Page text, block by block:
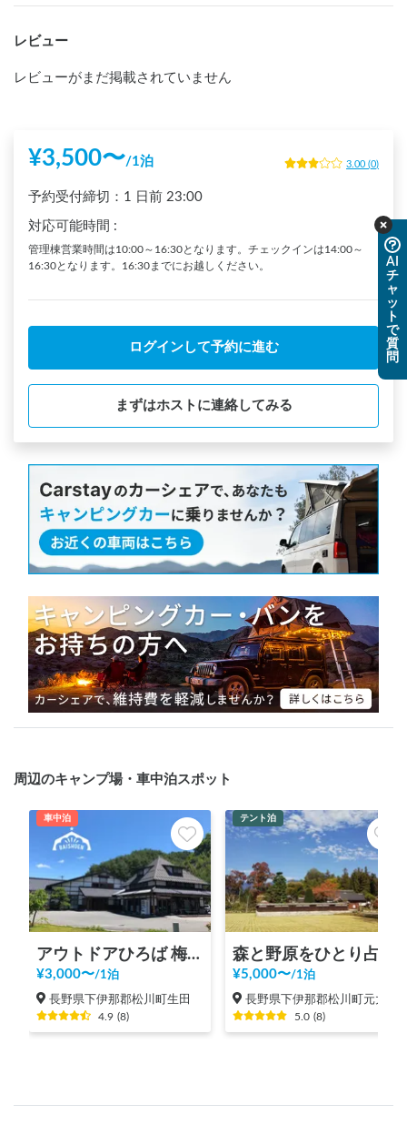
レビュー
レビューがまだ掲載されていません
¥3,500〜/1泊 3.00 (0)
予約受付締切： 1 日前 23:00
対応可能時間 :
管理棟営業時間は10:00～16:30となります。チェックインは14:00～
16:30となります。16:30までにお越しください。
ログインして予約に進む
まずはホストに連絡してみる
周辺のキャンプ場・車中泊スポット
車中泊
アウトドアひろば 梅松苑【車中泊スポット駐車場エリア🚐】
¥3,000〜/1泊
長野県下伊那郡松川町生田
4.9 (8)
テント泊
¥5,000〜/1泊
長野県下伊那郡松川町元大島
5.0 (8)
AI
チ
ャ
ッ
ト
で
質
問